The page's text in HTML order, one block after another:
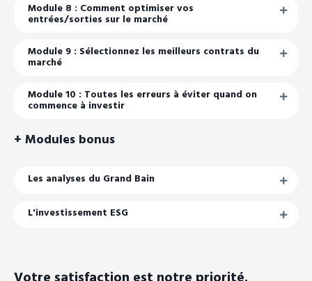
Module 8 : Comment optimiser vos
entrées/sorties sur le marché
Module 9 : Sélectionnez les meilleurs contrats du
marché
Module 10 : Toutes les erreurs à éviter quand on
commence à investir
+ Modules bonus
Les analyses du Grand Bain
L'investissement ESG